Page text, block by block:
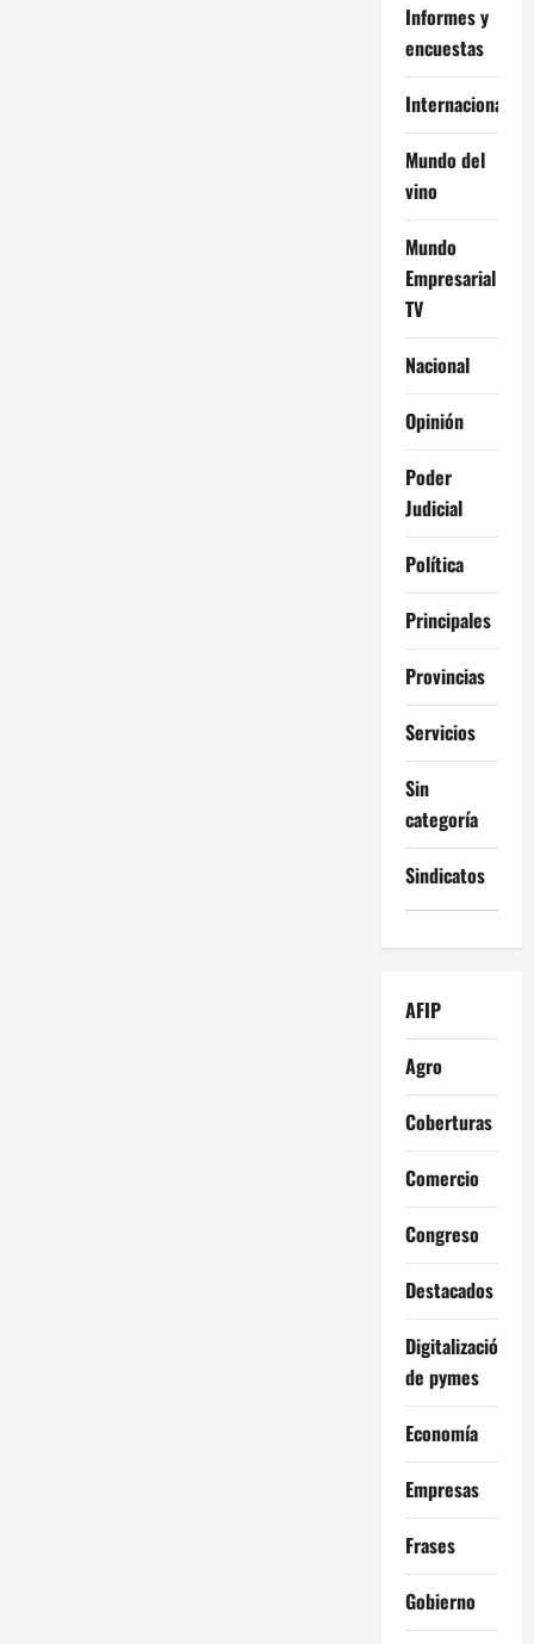
Informes y
encuestas
Internacional
Mundo del
vino
Mundo
Empresarial
TV
Nacional
Opinión
Poder
Judicial
Política
Principales
Provincias
Servicios
Sin
categoría
Sindicatos
AFIP
Agro
Coberturas
Comercio
Congreso
Destacados
Digitalización
de pymes
Economía
Empresas
Frases
Gobierno